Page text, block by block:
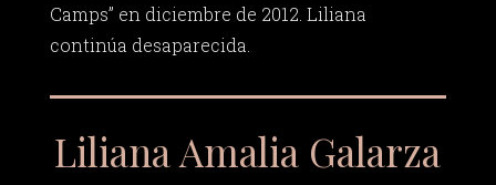
Camps” en diciembre de 2012. Liliana
continúa desaparecida.
Liliana Amalia Galarza